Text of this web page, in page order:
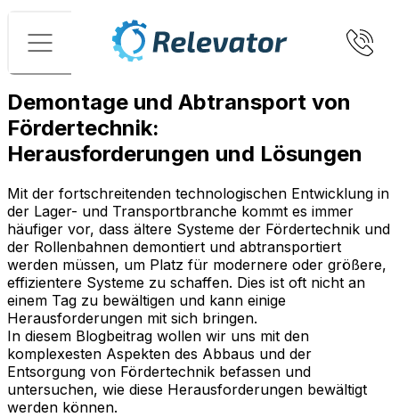
Menü
Demontage und Abtransport von
Fördertechnik:
Herausforderungen und Lösungen
Mit der fortschreitenden technologischen Entwicklung in
der Lager- und Transportbranche kommt es immer
häufiger vor, dass ältere Systeme der Fördertechnik und
der Rollenbahnen demontiert und abtransportiert
werden müssen, um Platz für modernere oder größere,
effizientere Systeme zu schaffen. Dies ist oft nicht an
einem Tag zu bewältigen und kann einige
Herausforderungen mit sich bringen.
In diesem Blogbeitrag wollen wir uns mit den
komplexesten Aspekten des Abbaus und der
Entsorgung von Fördertechnik befassen und
untersuchen, wie diese Herausforderungen bewältigt
werden können.